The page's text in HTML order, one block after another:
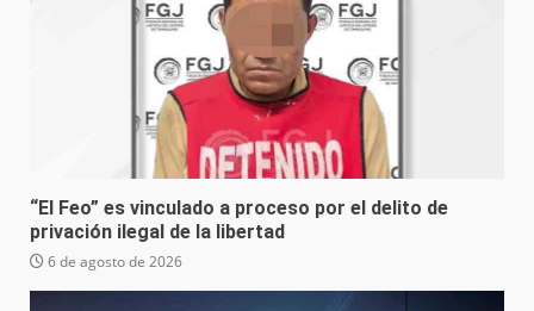
“El Feo” es vinculado a proceso por el delito de
privación ilegal de la libertad
6 de agosto de 2026